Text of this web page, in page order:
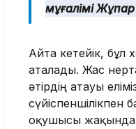
мұғалімі
Айта кетейік, бұл
аталады. Жас
әтірдің атауы
сүйіспеншілікпен
оқушысы жақында